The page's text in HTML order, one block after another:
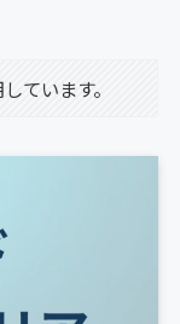
ています。